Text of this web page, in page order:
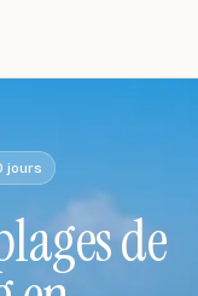
jours
de